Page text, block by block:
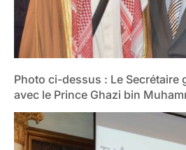
Photo ci-dessus : Le Secrétaire
avec le Prince Ghazi bin